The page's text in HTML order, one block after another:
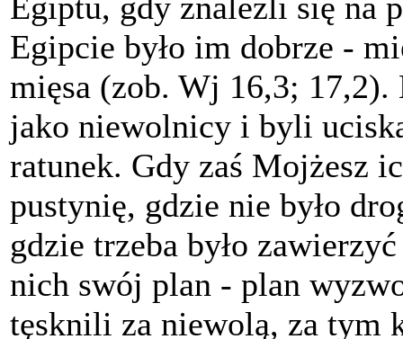
Egipcie było im dobrze -
mięsa (zob. Wj 16,3;
jako niewolnicy i byli
ratunek. Gdy zaś Mojżesz
pustynię, gdzie nie było
gdzie trzeba było
nich swój plan - plan
tęsknili za niewolą, za tym